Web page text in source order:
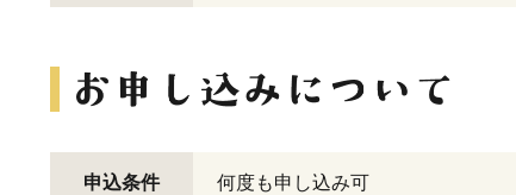
申込条件 何度も申し込み可